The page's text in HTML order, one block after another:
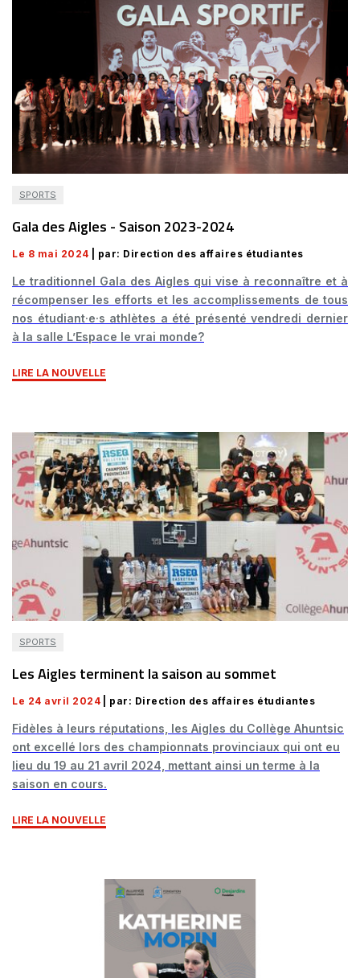
SPORTS
Gala des Aigles - Saison 2023-2024
Le 8 mai 2024 | par: Direction des affaires étudiantes
Le traditionnel Gala des Aigles qui vise à reconnaître et à
récompenser les efforts et les accomplissements de tous
nos étudiant·e·s athlètes a été présenté vendredi dernier
à la salle L’Espace le vrai monde?
LIRE LA NOUVELLE
SPORTS
Les Aigles terminent la saison au sommet
Le 24 avril 2024 | par: Direction des affaires étudiantes
Fidèles à leurs réputations, les Aigles du Collège Ahuntsic
ont excellé lors des championnats provinciaux qui ont eu
lieu du 19 au 21 avril 2024, mettant ainsi un terme à la
saison en cours.
LIRE LA NOUVELLE